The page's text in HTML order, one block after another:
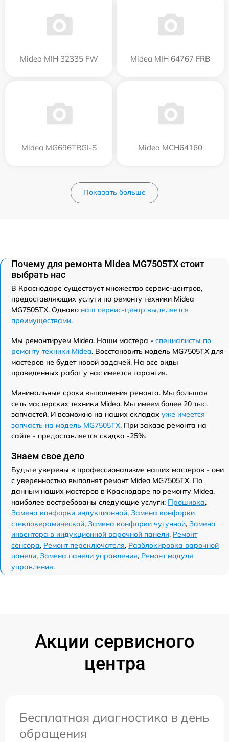
Midea MIH 32335 FW Midea MIH 64767 FRB
Midea MG696TRGI-S Midea MCH64160
Показать больше
Почему для ремонта Midea MG7505TX стоит
выбрать нас
В Краснодаре существует множество сервис-центров,
предоставляющих услуги по ремонту техники Midea
MG7505TX. Однако наш сервис-центр выделяется
преимуществами.
Мы ремонтируем Midea. Наши мастера - специалисты по
ремонту техники Midea. Восстановить модель MG7505TX для
мастеров не будет новой задачей. На все виды
проведенных работ у нас имеется гарантия.
Минимальные сроки выполнения ремонта. Мы большая
сеть мастерских техники Midea. Мы имеем более 20 тыс.
запчастей. И возможно на наших складах уже имеется
запчасть на модель MG7505TX. При заказе ремонта на
сайте - предоставляется скидка -25%.
Знаем свое дело
Будьте уверены в профессионализме наших мастеров - они
с уверенностью выполнят ремонт Midea MG7505TX. По
данным наших мастеров в Краснодаре по ремонту Midea,
наиболее востребованы следующие услуги: Прошивка,
Замена конфорки индукционной, Замена конфорки
стеклокерамической, Замена конфорки чугунной, Замена
инвентора в индукционной варочной панели, Ремонт
сенсора, Ремонт переключателя, Разблокировка варочной
панели, Замена панели управления, Ремонт модуля
управления.
Акции сервисного
центра
Бесплатная диагностика в день
обращения